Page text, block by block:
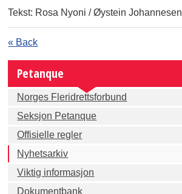
Tekst: Rosa Nyoni / Øystein Johannesen
« Back
Petanque
Norges Fleridrettsforbund
Seksjon Petanque
Offisielle regler
Nyhetsarkiv
Viktig informasjon
Dokumentbank